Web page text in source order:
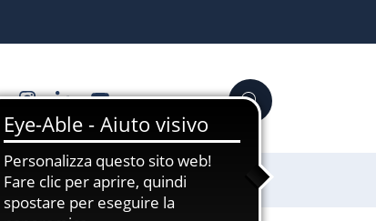
FacebookInstagram
LinkedinYouTube Cerca
Sostienici